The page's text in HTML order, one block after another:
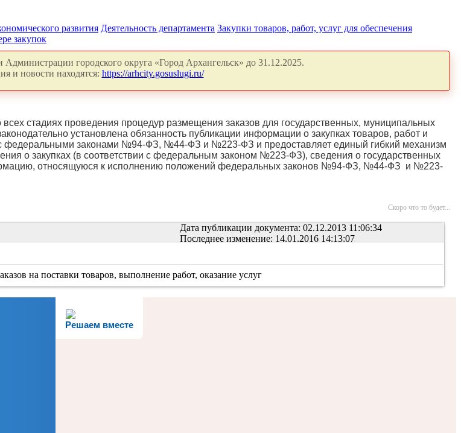
развития Деятельность департамента Закупки товаров, работ, услуг для обеспечения
закупок
Администрации городского округа «Город Архангельск» до 31.12.2025.
и новости находятся: https://arhcity.gosuslugi.ru/
стадиях проведения процедур размещения заказов для государственных, муниципальных
установлена обязанность публикации информации о закупках товаров, работ и
федеральными законами №94-ФЗ, №44-ФЗ и №223-ФЗ и предоставляет единый гибкий механизм
о закупках (в соответствии с федеральным законом №223-ФЗ), сведения о государственных
относящуюся к исполнению положений федеральных законов №94-ФЗ, №44-ФЗ и №223-
Скоро что то будет...
Дата публикации документа: 02.12.2013 11:06:34
Последнее изменение: 14.01.2016 14:13:07
на поставки товаров, выполнение работ, оказание услуг
Решаем вместе